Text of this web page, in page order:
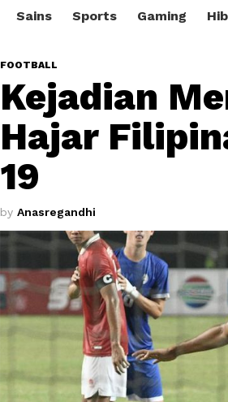
Sains Sports Gaming
FOOTBALL
Kejadian
Hajar
19
by Anasregandhi